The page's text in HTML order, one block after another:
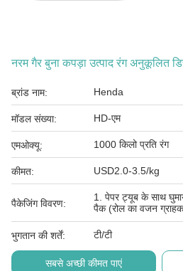
नरम गैर बुना कपड़ा उत्पाद रंग अनुकूलित
ब्रांड नाम: Henda
मॉडल संख्या: HD-एम
एमओक्यू: 1000 किलो प्रति रंग
कीमत: USD2.0-3.5/kg
पैकेजिंग विवरण:
1. पेपर ट्यूब के साथ
पैक (रोल का वजन
भुगतान की शर्तें: टी/टी
सबसे अच्छी कीमत पाएं